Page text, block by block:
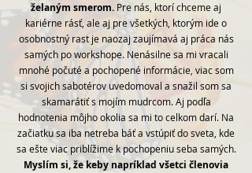
želaným smerom. Pre nás, ktorí chceme aj
kariérne rásť, ale aj pre všetkých, ktorým ide o
osobnostný rast je naozaj zaujímavá aj práca nás
samých po workshope. Nenásilne sa mi vracali
mnohé počuté a pochopené informácie, viac som
si svojich sabotérov uvedomoval a snažil som sa
skamarátiť s mojím mudrcom. Aj podľa
hodnotenia môjho okolia sa mi to celkom darí. Na
začiatku sa iba netreba báť a vstúpiť do sveta, kde
sa ešte viac priblížime k pochopeniu seba samých.
Myslím si, že keby napríklad všetci členovia